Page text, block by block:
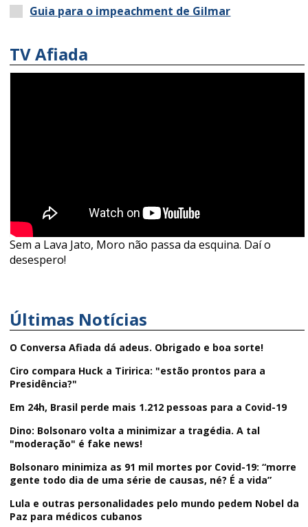
Guia para o impeachment de Gilmar
TV Afiada
Sem a Lava Jato, Moro não passa da esquina. Daí o
desespero!
Últimas Notícias
O Conversa Afiada dá adeus. Obrigado e boa sorte!
Ciro compara Huck a Tiririca: "estão prontos para a
Presidência?"
Em 24h, Brasil perde mais 1.212 pessoas para a Covid-19
Dino: Bolsonaro volta a minimizar a tragédia. A tal
"moderação" é fake news!
Bolsonaro minimiza as 91 mil mortes por Covid-19: “morre
gente todo dia de uma série de causas, né? É a vida”
Lula e outras personalidades pelo mundo pedem Nobel da
Paz para médicos cubanos